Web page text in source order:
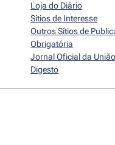
Loja do Diário
Sítios de Interesse
Outros Sítios de
Obrigatória
Jornal Oficial da
Digesto